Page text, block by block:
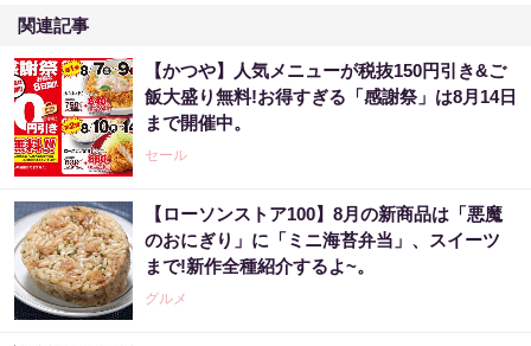
関連記事
【かつや】人気メニューが税抜150円引き&ご
飯大盛り無料!お得すぎる「感謝祭」は8月14日
まで開催中。
セール
【ローソンストア100】8月の新商品は「悪魔
のおにぎり」に「ミニ海苔弁当」、スイーツ
まで!新作全種紹介するよ~。
グルメ